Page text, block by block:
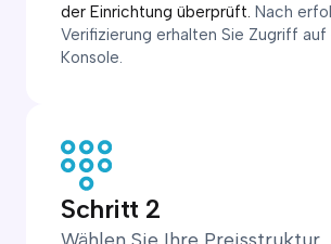
der Einrichtung überprüft. Nach
Verifizierung erhalten Sie Zugriff auf
Konsole.
Schritt 2